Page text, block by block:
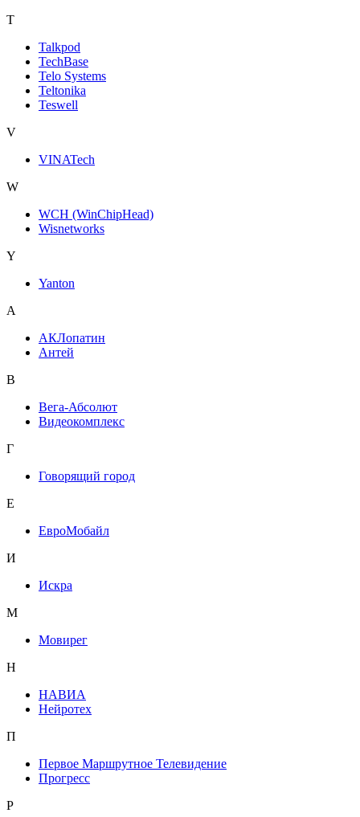
T
Talkpod
TechBase
Telo Systems
Teltonika
Teswell
V
VINATech
W
WCH (WinChipHead)
Wisnetworks
Y
Yanton
А
АКЛопатин
Антей
В
Вега-Абсолют
Видеокомплекс
Г
Говорящий город
Е
ЕвроМобайл
И
Искра
М
Мовирег
Н
НАВИА
Нейротех
П
Первое Маршрутное Телевидение
Прогресс
Р